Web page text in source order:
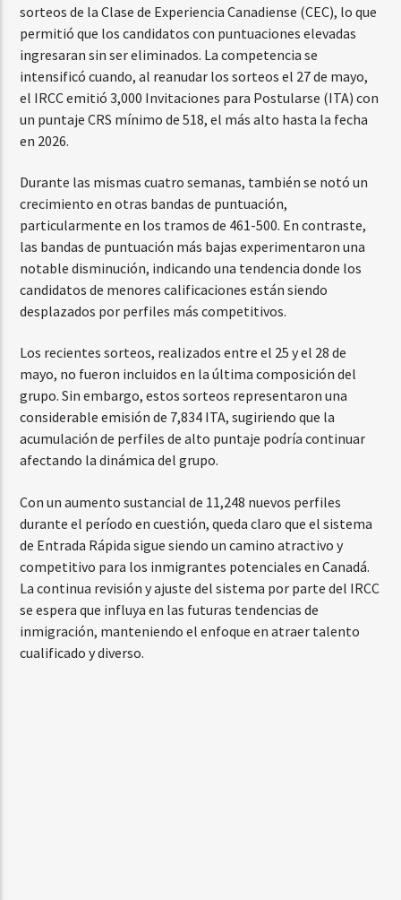
sorteos de la Clase de Experiencia Canadiense (CEC), lo que
permitió que los candidatos con puntuaciones elevadas
ingresaran sin ser eliminados. La competencia se
intensificó cuando, al reanudar los sorteos el 27 de mayo,
el IRCC emitió 3,000 Invitaciones para Postularse (ITA) con
un puntaje CRS mínimo de 518, el más alto hasta la fecha
en 2026.
Durante las mismas cuatro semanas, también se notó un
crecimiento en otras bandas de puntuación,
particularmente en los tramos de 461-500. En contraste,
las bandas de puntuación más bajas experimentaron una
notable disminución, indicando una tendencia donde los
candidatos de menores calificaciones están siendo
desplazados por perfiles más competitivos.
Los recientes sorteos, realizados entre el 25 y el 28 de
mayo, no fueron incluidos en la última composición del
grupo. Sin embargo, estos sorteos representaron una
considerable emisión de 7,834 ITA, sugiriendo que la
acumulación de perfiles de alto puntaje podría continuar
afectando la dinámica del grupo.
Con un aumento sustancial de 11,248 nuevos perfiles
durante el período en cuestión, queda claro que el sistema
de Entrada Rápida sigue siendo un camino atractivo y
competitivo para los inmigrantes potenciales en Canadá.
La continua revisión y ajuste del sistema por parte del IRCC
se espera que influya en las futuras tendencias de
inmigración, manteniendo el enfoque en atraer talento
cualificado y diverso.